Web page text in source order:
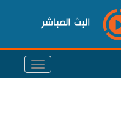
البث المباشر